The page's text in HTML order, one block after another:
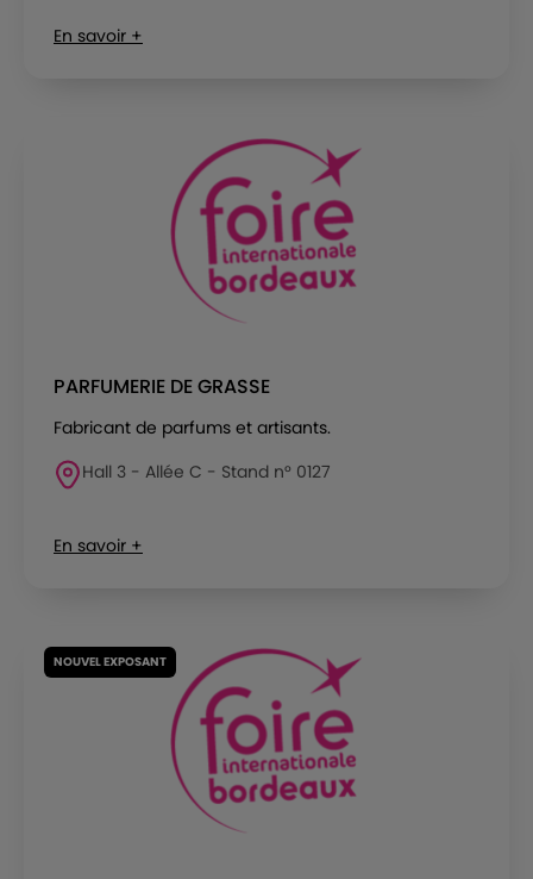
En savoir +
PARFUMERIE DE GRASSE
Fabricant de parfums et artisants.
Hall 3 - Allée C - Stand n° 0127
En savoir +
NOUVEL EXPOSANT